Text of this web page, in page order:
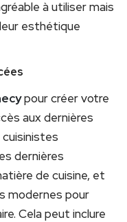
à utiliser mais
esthétique
pour créer votre
aux dernières
dernières
de cuisine, et
modernes pour
Cela peut inclure